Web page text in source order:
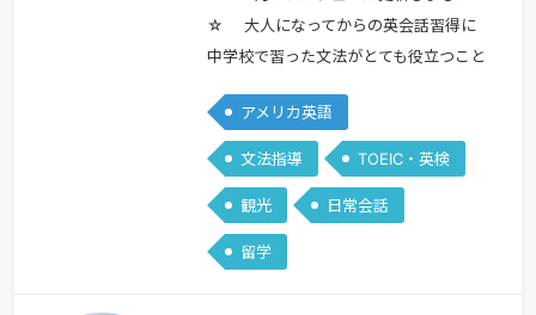
☆ 大人になってからの英会話習得に
中学校で習った文法がとても役立つこと
てしまった方もレッスンでは文法が好き
になって考えなくても口から英語が出て
くるスキルを伝授しています。 はじめ
まして、Miyuki Fと申します。英語講師
歴は26年目になります。レッスン内容
は、英語を基本から学び直したい大人の
アメリカ英語
文法指導 TOEIC・英検
観光 日常会話
留学